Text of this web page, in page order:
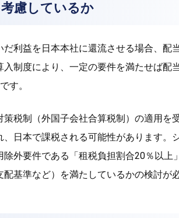
慮しているか
だ利益を日本本社に還流させる場合、配
制度により、一定の要件を満たせば配
す。
策税制（外国子会社合算税制）の適用を
、日本で課税される可能性があります。
除外要件である「租税負担割合20％以
基準など）を満たしているかの検討が